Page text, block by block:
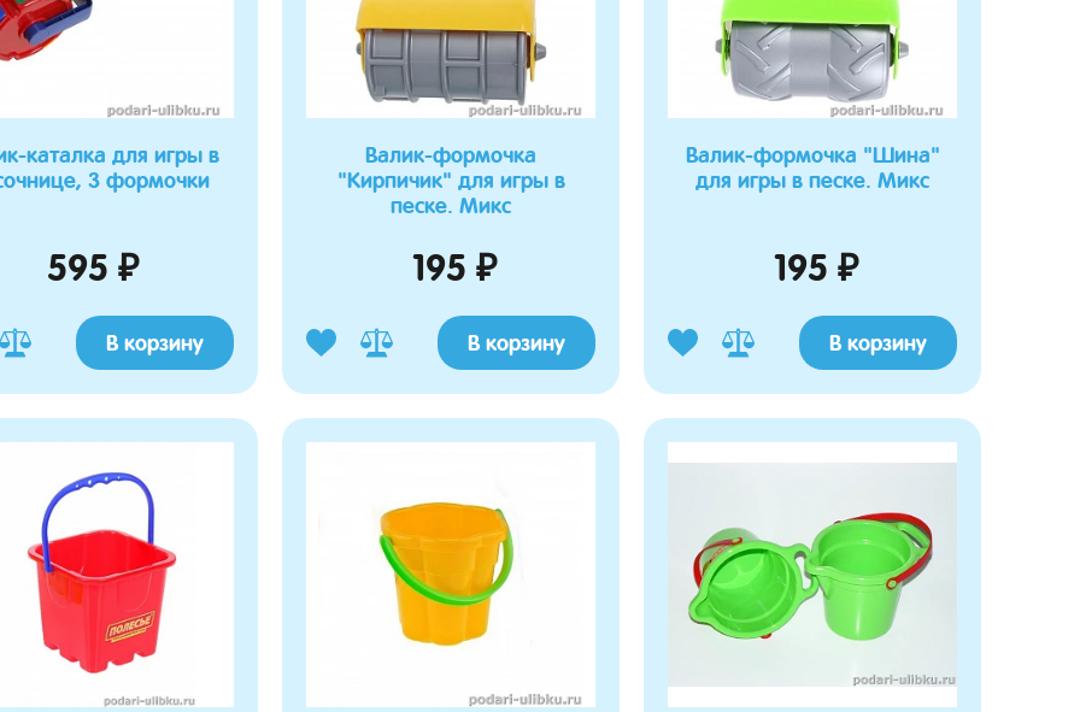
каталка для игры в
3 формочки
595 ₽
В корзину
Валик-формочка
"Кирпичик" для игры в
песке. Микс
195 ₽
В корзину
Валик-формочка "Шина"
для игры в песке. Микс
195 ₽
В корзину